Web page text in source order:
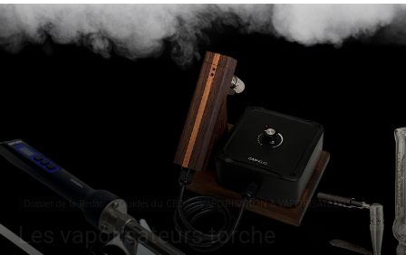
Dossier de la Redac Guides du CBD VAPORISATION & VAPORISATEURS
Les vaporisateurs torche